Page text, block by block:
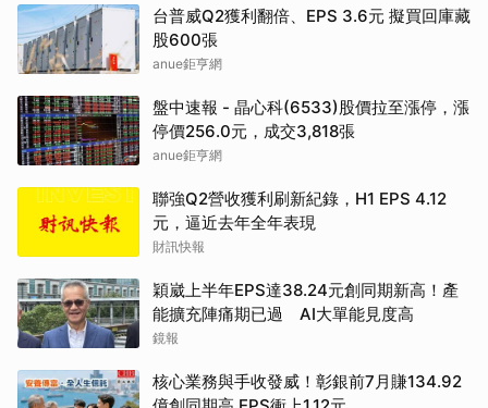
台普威Q2獲利翻倍、EPS 3.6元 擬買回庫藏
股600張
anue鉅亨網
盤中速報 - 晶心科(6533)股價拉至漲停，漲
停價256.0元，成交3,818張
anue鉅亨網
聯強Q2營收獲利刷新紀錄，H1 EPS 4.12
元，逼近去年全年表現
財訊快報
穎崴上半年EPS達38.24元創同期新高！產
能擴充陣痛期已過 AI大單能見度高
鏡報
核心業務與手收發威！彰銀前7月賺134.92